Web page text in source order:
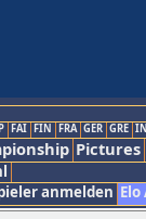
FAI FIN FRA GER GRE
Pictures
anmelden Elo